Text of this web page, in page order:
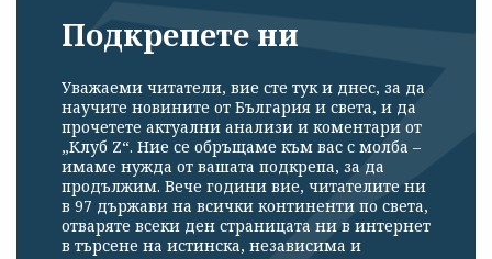
Подкрепете ни
Уважаеми читатели, вие сте тук и днес, за да
научите новините от България и света, и да
прочетете актуални анализи и коментари от
„Клуб Z“. Ние се обръщаме към вас с молба –
имаме нужда от вашата подкрепа, за да
продължим. Вече години вие, читателите ни
в 97 държави на всички континенти по света,
отваряте всеки ден страницата ни в интернет
в търсене на истинска, независима и